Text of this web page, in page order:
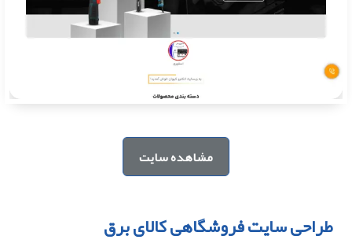
مشاهده سایت
طراحی سایت فروشگاهی کالای برق